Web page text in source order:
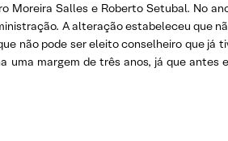
Moreira Salles e Roberto Setubal. No
A alteração estabeleceu que
não pode ser eleito conselheiro que já
margem de três anos, já que antes